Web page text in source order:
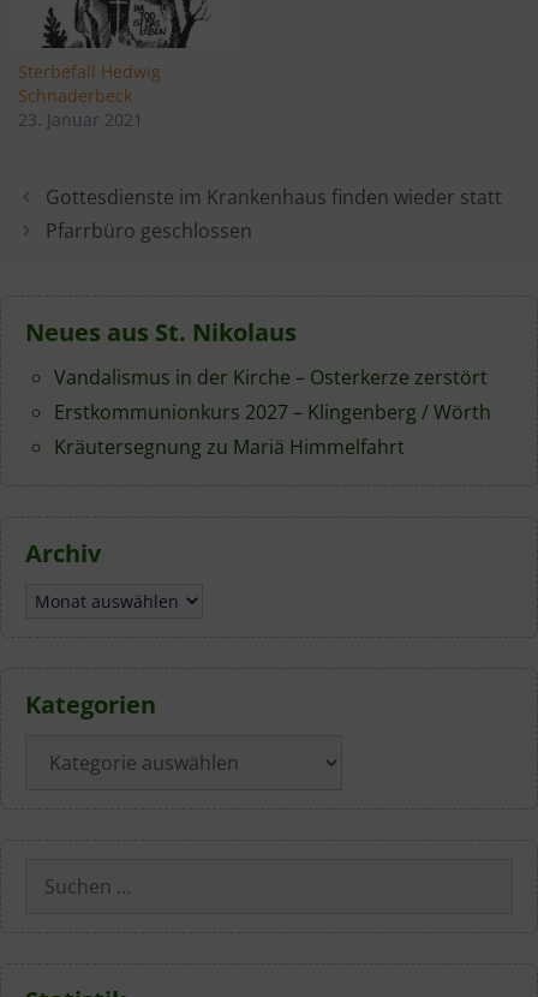
Sterbefall Hedwig
Schnaderbeck
23. Januar 2021
Gottesdienste im Krankenhaus finden wieder statt
Pfarrbüro geschlossen
Neues aus St. Nikolaus
Vandalismus in der Kirche – Osterkerze zerstört
Erstkommunionkurs 2027 – Klingenberg / Wörth
Kräutersegnung zu Mariä Himmelfahrt
Archiv
Archiv
Kategorien
Suchen
nach: